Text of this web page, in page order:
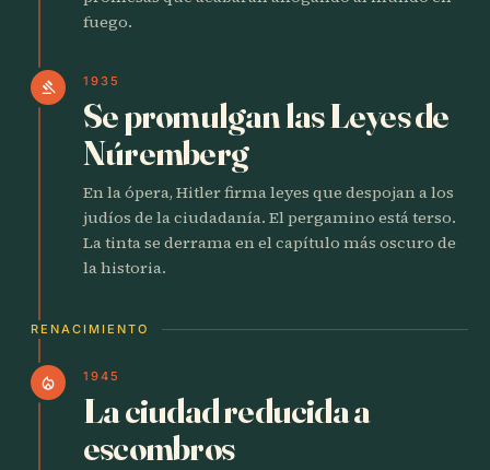
fuego.
gavel 1935
Se promulgan las Leyes de
Núremberg
En la ópera, Hitler firma leyes que despojan a los
judíos de la ciudadanía. El pergamino está terso.
La tinta se derrama en el capítulo más oscuro de
la historia.
RENACIMIENTO
local_fire_department 1945
La ciudad reducida a
escombros